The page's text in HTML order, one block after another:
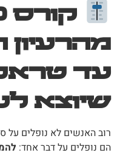
קורס 0–100
מהרעיון
עד
שיוצא
רוב האנשים לא נופלים על
הם נופלים על דבר אחד: